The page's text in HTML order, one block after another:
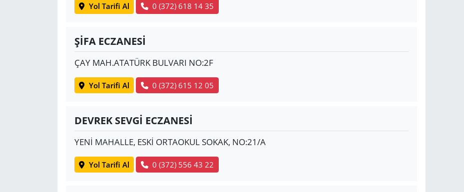
Yol Tarifi Al 0 (372) 618 14 35
ŞİFA ECZANESİ
ÇAY MAH.ATATÜRK BULVARI NO:2F
Yol Tarifi Al 0 (372) 615 12 05
DEVREK SEVGİ ECZANESİ
YENİ MAHALLE, ESKİ ORTAOKUL SOKAK, NO:21/A
Yol Tarifi Al 0 (372) 556 43 22